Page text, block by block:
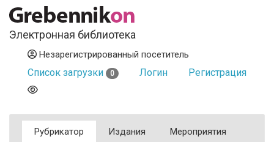
Электронная библиотека
Незарегистрированный посетитель
Список загрузки 0 Логин Регистрация
Рубрикатор Издания Мероприятия